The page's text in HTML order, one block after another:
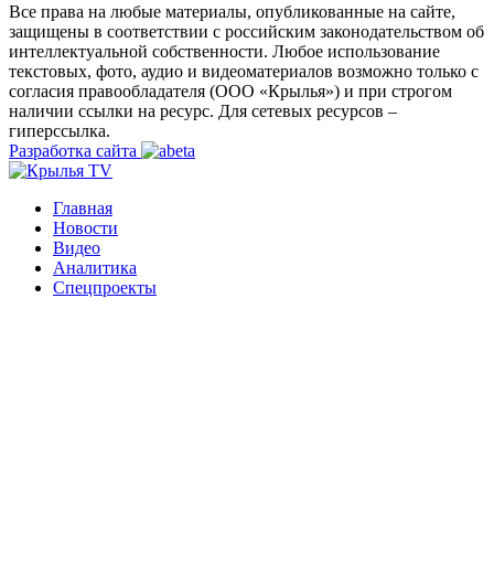
Все права на любые материалы, опубликованные на сайте,
защищены в соответствии с российским законодательством об
интеллектуальной собственности. Любое использование
текстовых, фото, аудио и видеоматериалов возможно только с
согласия правообладателя (ООО «Крылья») и при строгом
наличии ссылки на ресурс. Для сетевых ресурсов –
гиперссылка.
Разработка сайта
Главная
Новости
Видео
Аналитика
Спецпроекты